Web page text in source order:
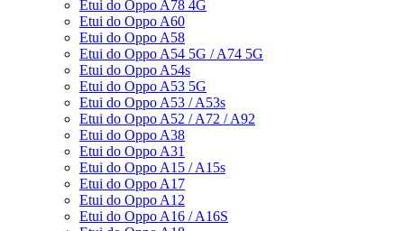
Etui do Oppo A78 4G
Etui do Oppo A60
Etui do Oppo A58
Etui do Oppo A54 5G / A74 5G
Etui do Oppo A54s
Etui do Oppo A53 5G
Etui do Oppo A53 / A53s
Etui do Oppo A52 / A72 / A92
Etui do Oppo A38
Etui do Oppo A31
Etui do Oppo A15 / A15s
Etui do Oppo A17
Etui do Oppo A12
Etui do Oppo A16 / A16S